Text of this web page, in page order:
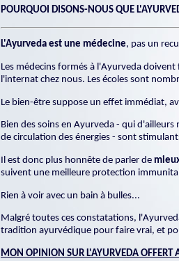
POURQUOI DISONS-NOUS QUE
L'Ayurveda est une médecine, pas un
Les médecins formés à l'Ayurveda
l'internat chez nous. Les écoles sont
Le bien-être suppose un effet immédiat,
Bien des soins en Ayurveda - qui
de circulation des énergies - sont
Il est donc plus honnête de parler de
suivent une meilleure protection
Rien à voir avec un bain à bulles...
Malgré toutes ces constatations,
tradition ayurvédique pour faire vrai, et
MON OPINION SUR L'AYURVEDA OFFERT